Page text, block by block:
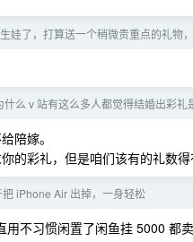
娃了，打算送一个稍微贵重点的礼物
什么 v 站有这么多人都觉得结婚出彩礼
陪嫁。
的彩礼，但是咱们该有的礼数得
把 iPhone Air 出掉，一身轻松
不习惯闲置了闲鱼挂 5000 都卖